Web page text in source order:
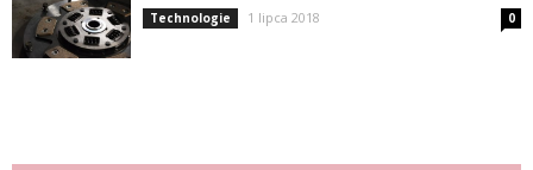
Technologie 1 lipca 2018 0